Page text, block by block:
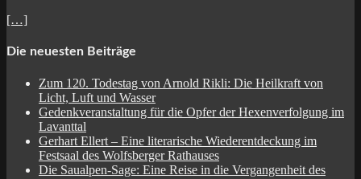
[…]
Die neuesten Beiträge
Zum 120. Todestag von Arnold Rikli: Die Heilkraft von
Licht, Luft und Wasser
Gedenkveranstaltung für die Opfer der Hexenverfolgung im
Lavanttal
Gerhart Ellert – Eine literarische Wiederentdeckung im
Festsaal des Wolfsberger Rathauses
Die Saualpen-Sage: Eine Reise in die Vergangenheit des